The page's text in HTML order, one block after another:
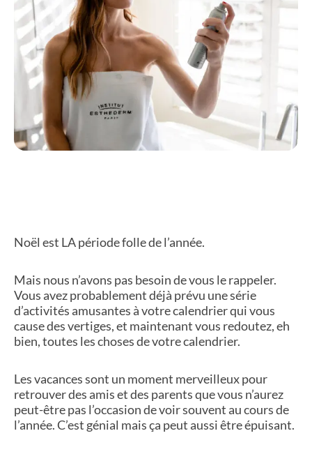
Noël est LA période folle de l’année.
Mais nous n’avons pas besoin de vous le rappeler.
Vous avez probablement déjà prévu une série
d’activités amusantes à votre calendrier qui vous
cause des vertiges, et maintenant vous redoutez, eh
bien, toutes les choses de votre calendrier.
Les vacances sont un moment merveilleux pour
retrouver des amis et des parents que vous n’aurez
peut-être pas l’occasion de voir souvent au cours de
l’année. C’est génial mais ça peut aussi être épuisant.